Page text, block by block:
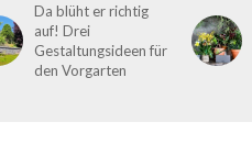
Da blüht er richtig
auf! Drei
Gestaltungsideen für
den Vorgarten